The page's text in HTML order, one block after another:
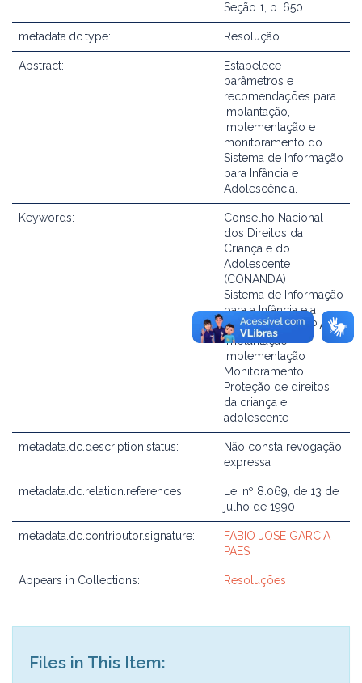
Seção 1, p. 650
metadata.dc.type: Resolução
Abstract:
Estabelece
parâmetros e
recomendações para
implantação,
implementação e
monitoramento do
Sistema de Informação
para Infância e
Adolescência.
Keywords:
Conselho Nacional
dos Direitos da
Criança e do
Adolescente
(CONANDA)
Sistema de Informação
para a Infância e a
Adolescência (SIPIA)
Implantação
Implementação
Monitoramento
Proteção de direitos
da criança e
adolescente
metadata.dc.description.status:
Não consta revogação
expressa
metadata.dc.relation.references:
Lei nº 8.069, de 13 de
julho de 1990
metadata.dc.contributor.signature:
FABIO JOSE GARCIA
PAES
Appears in Collections: Resoluções
Files in This Item: